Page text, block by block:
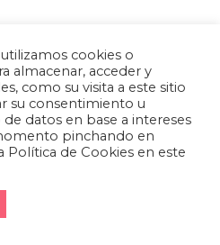
cookies o
almacenar, acceder y
como su visita a este sitio
su consentimiento u
datos en base a intereses
pinchando en
Política de Cookies en este